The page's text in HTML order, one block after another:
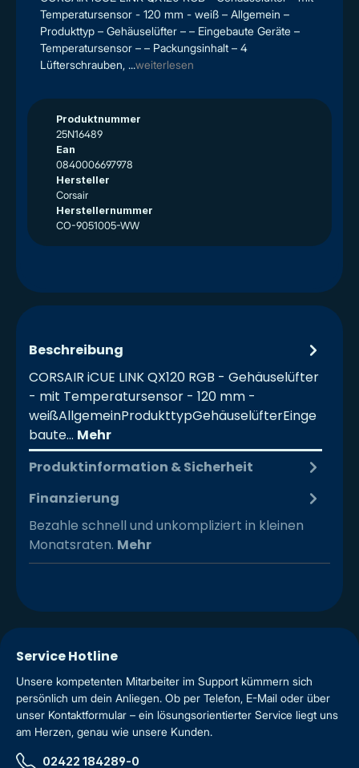
Temperatursensor - 120 mm - weiß – Allgemein –
Produkttyp – Gehäuselüfter – – Eingebaute Geräte –
Temperatursensor – – Packungsinhalt – 4
Lüfterschrauben, ...weiterlesen
Produktnummer
25N16489
Ean
0840006697978
Hersteller
Corsair
Herstellernummer
CO-9051005-WW
Beschreibung
CORSAIR iCUE LINK QX120 RGB - Gehäuselüfter
- mit Temperatursensor - 120 mm -
weißAllgemeinProdukttypGehäuselüfterEinge
baute… Mehr
Produktinformation & Sicherheit
Finanzierung
Bezahle schnell und unkompliziert in kleinen
Monatsraten. Mehr
Service Hotline
Unsere kompetenten Mitarbeiter im Support kümmern sich
persönlich um dein Anliegen. Ob per Telefon, E-Mail oder über
unser Kontaktformular – ein lösungsorientierter Service liegt uns
am Herzen, genau wie unsere Kunden.
02422 184289-0